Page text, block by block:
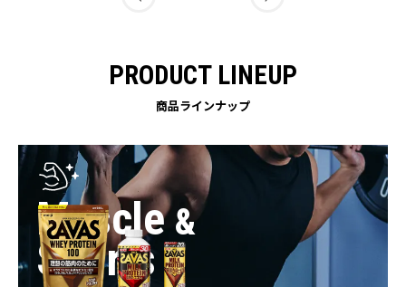
PRODUCT LINEUP
商品ラインナップ
Muscle&
Sports